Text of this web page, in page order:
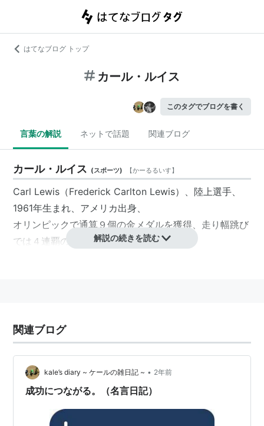
はてなブログ トップ
カール・ルイス
このタグでブログを書く
言葉の解説 ネットで話題 関連ブログ
カール・ルイス (スポーツ) 【かーるるいす】
Carl Lewis（Frederick Carlton Lewis）、陸上選手、
1961年生まれ、アメリカ出身、
オリンピックで通算９個の金メダルを獲得、走り幅跳び
では４連覇の偉業を達成した。
解説の続きを読む
関連ブログ
kale’s diary ~ ケールの雑日記 ~ • 2年前
成功につながる。（名言日記）